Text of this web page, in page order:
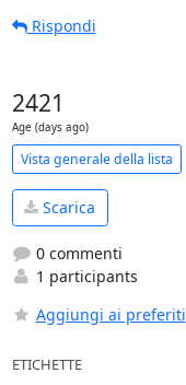
Rispondi
2421
Age (days ago)
Vista generale della lista
Scarica
0 commenti
1 participants
Aggiungi ai preferiti
ETICHETTE